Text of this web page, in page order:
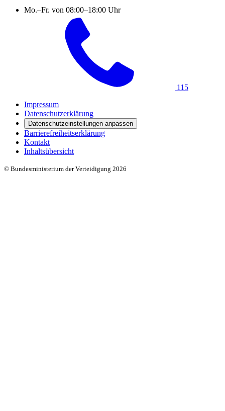
Mo.–Fr. von 08:00–18:00 Uhr
115
Impressum
Datenschutzerklärung
Datenschutzeinstellungen anpassen
Barrierefreiheitserklärung
Kontakt
Inhaltsübersicht
© Bundesministerium der Verteidigung 2026